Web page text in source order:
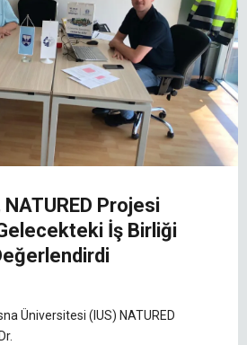
NATURED Projesi
İş Birliği
Üniversitesi (IUS) NATURED